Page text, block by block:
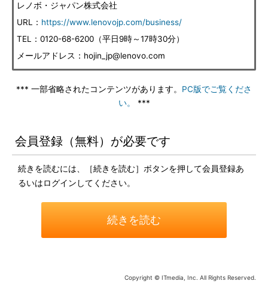
レノボ・ジャパン株式会社
URL： https://www.lenovojp.com/business/
TEL：0120-68-6200（平日9時～17時30分）
メールアドレス：hojin_jp@lenovo.com
*** 一部省略されたコンテンツがあります。 PC版でご覧くださ
い。
***
会員登録（無料）が必要です
続きを読むには、［続きを読む］ボタンを押して会員登録あ
るいはログインしてください。
続きを読む
Copyright © ITmedia, Inc. All Rights Reserved.